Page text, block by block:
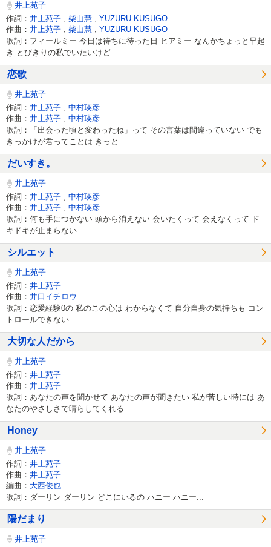
井上苑子
作詞： 井上苑子 柴山慧
YUZURU KUSUGO
作曲： 井上苑子 柴山慧 YUZURU KUSUGO
歌詞：フィールミー 今日は待ちに待った日 ヒアミー なんかちょっと早起
き とびきりの私でいたいけど...
恋歌
井上苑子
作詞： 井上苑子
中村瑛彦
作曲： 井上苑子 中村瑛彦
歌詞：「出会った頃と変わったね」って その言葉は間違っていない でも
きっかけが君ってことは きっと...
だいすき。
井上苑子
作詞： 井上苑子
中村瑛彦
作曲： 井上苑子 中村瑛彦
歌詞：何も手につかない 頭から消えない 会いたくって 会えなくって ド
キドキが止まらない...
シルエット
井上苑子
作詞： 井上苑子
作曲： 井口イチロウ
歌詞：恋愛経験0の 私のこの心は わからなくて 自分自身の気持ちも コン
トロールできない...
大切な人だから
井上苑子
作詞： 井上苑子
作曲： 井上苑子
歌詞：あなたの声を聞かせて あなたの声が聞きたい 私が苦しい時には あ
なたのやさしさで晴らしてくれる ...
Honey
井上苑子
作詞： 井上苑子
作曲： 井上苑子
編曲： 大西俊也
歌詞：ダーリン ダーリン どこにいるの ハニー ハニー...
陽だまり
井上苑子